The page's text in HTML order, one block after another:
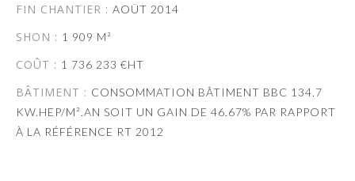
FIN CHANTIER : AOÛT 2014
SHON : 1 909 M²
COÛT : 1 736 233 €HT
BÂTIMENT : CONSOMMATION BÂTIMENT BBC 134.7
KW.HEP/M².AN SOIT UN GAIN DE 46.67% PAR RAPPORT
À LA RÉFÉRENCE RT 2012